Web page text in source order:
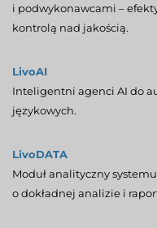
i podwykonawcami –
kontrolą nad jakością.
LivoAI
Inteligentni agenci AI do
językowych.
LivoDATA
Moduł analityczny
o dokładnej analizie i